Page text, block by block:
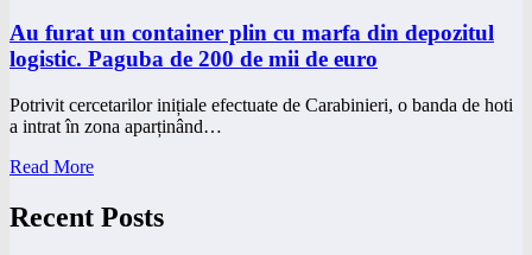
Au furat un container plin cu marfa din depozitul
logistic. Paguba de 200 de mii de euro
Potrivit cercetarilor inițiale efectuate de Carabinieri, o banda de hoti
a intrat în zona aparținând…
Read More
Recent Posts